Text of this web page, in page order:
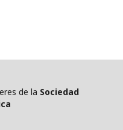
de la Sociedad